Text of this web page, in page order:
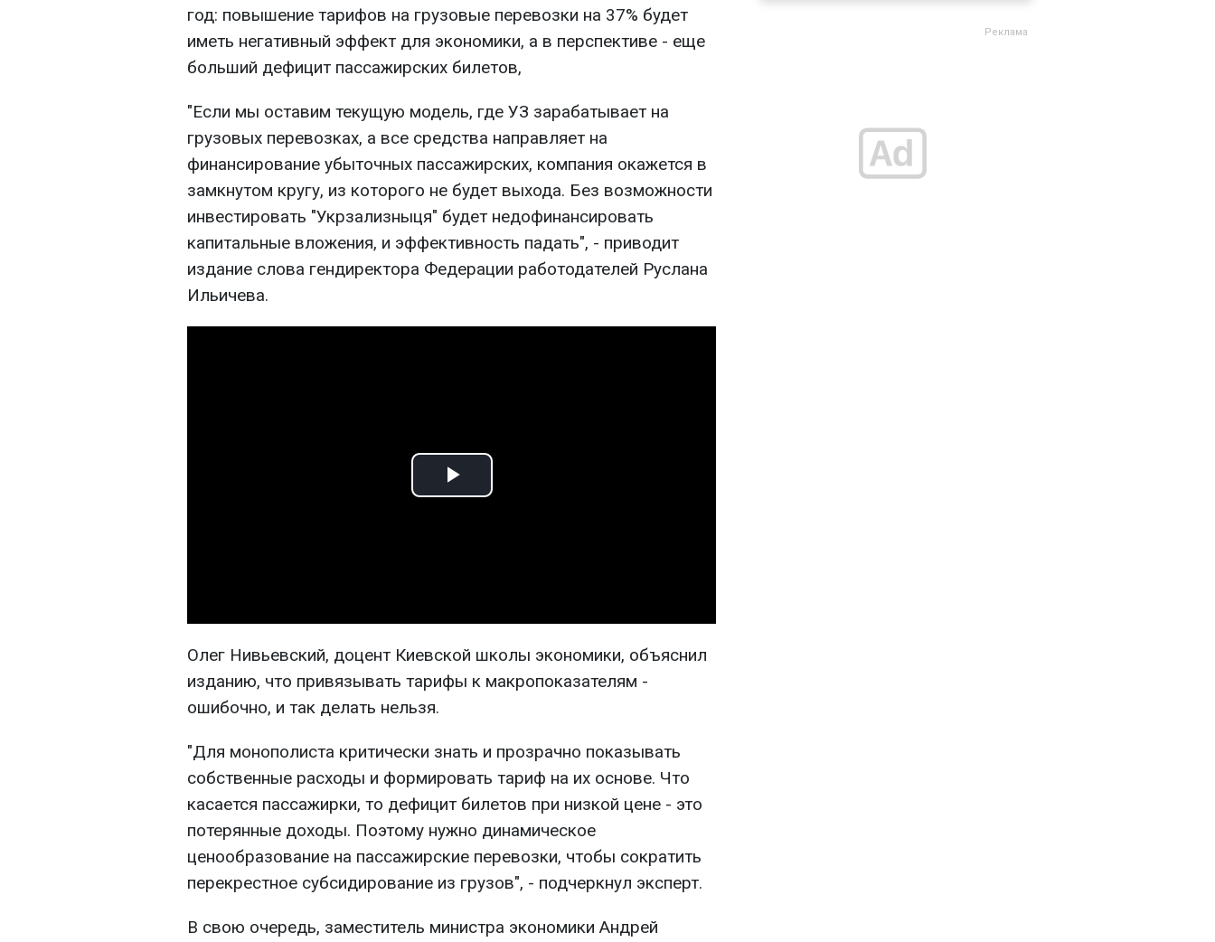
год: повышение тарифов на грузовые перевозки на 37% будет
иметь негативный эффект для экономики, а в перспективе - еще
больший дефицит пассажирских билетов,
"Если мы оставим текущую модель, где УЗ зарабатывает на
грузовых перевозках, а все средства направляет на
финансирование убыточных пассажирских, компания окажется в
замкнутом кругу, из которого не будет выхода. Без возможности
инвестировать "Укрзализныця" будет недофинансировать
капитальные вложения, и эффективность падать", - приводит
издание слова гендиректора Федерации работодателей Руслана
Ильичева.
Play
Олег Нивьевский, доцент Киевской школы экономики, объяснил
изданию, что привязывать тарифы к макропоказателям -
ошибочно, и так делать нельзя.
"Для монополиста критически знать и прозрачно показывать
собственные расходы и формировать тариф на их основе. Что
касается пассажирки, то дефицит билетов при низкой цене - это
потерянные доходы. Поэтому нужно динамическое
ценообразование на пассажирские перевозки, чтобы сократить
перекрестное субсидирование из грузов", - подчеркнул эксперт.
В свою очередь, заместитель министра экономики Андрей